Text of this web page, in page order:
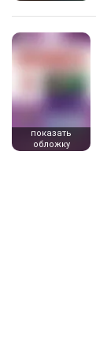
показать
обложку